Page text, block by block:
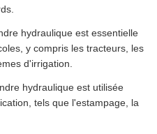
hydraulique est essentielle
y compris les tracteurs, les
d'irrigation.
hydraulique est utilisée
tels que l'estampage, la